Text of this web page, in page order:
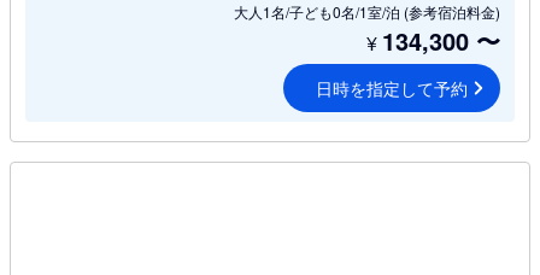
大人1名/子ども0名/1室/泊 (参考宿泊料金)
¥ 134,300 〜
日時を指定して予約